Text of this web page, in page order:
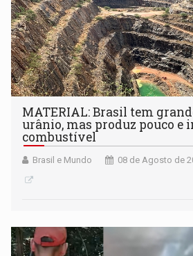
MATERIAL: Brasil tem
urânio, mas produz pouco e
combustível
Brasil e Mundo 08 de Agosto de